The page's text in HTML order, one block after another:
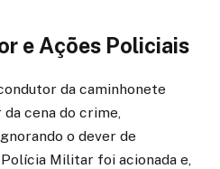
e Ações Policiais
da caminhonete
cena do crime,
o dever de
Militar foi acionada e,